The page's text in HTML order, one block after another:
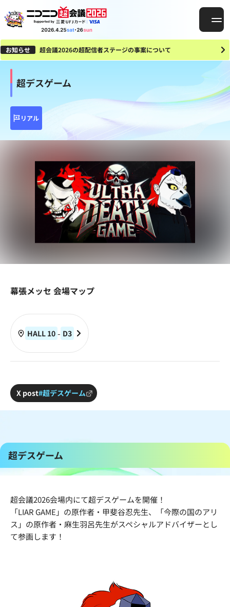
お知らせ 超会議2026の超配信者ステージの事案について
超デスゲーム
リアル
幕張メッセ 会場マップ
HALL 10 - D3
X post#超デスゲーム
超デスゲーム
超会議2026会場内にて超デスゲームを開催！
「LIAR GAME」の原作者・甲斐谷忍先生、「今際の国のアリ
ス」の原作者・麻生羽呂先生がスペシャルアドバイザーとし
て参画します！